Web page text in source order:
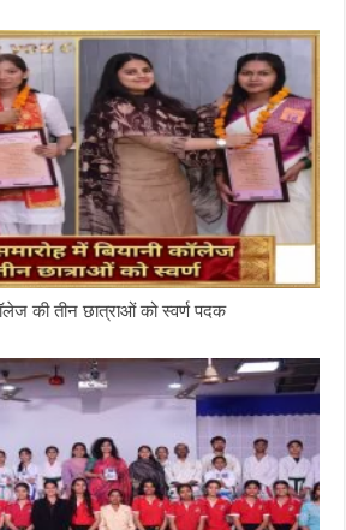
की तीन छात्राओं को स्वर्ण पदक